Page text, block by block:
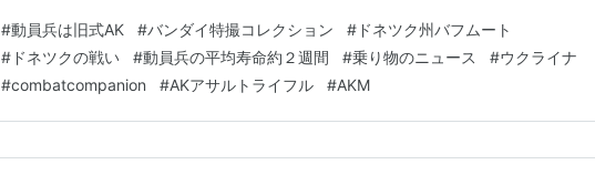
武器を持たずにウクライナに到着していることを懸念しています. 動員された予備役兵
に支給された武器は主に、1959 年に初めて導…
#動員兵は旧式AK #バンダイ特撮コレクション # ドネツク州バフムート
# ドネツクの戦い #動員兵の平均寿命約２週間 #乗り物のニュース #ウクライナ
#combatcompanion #AKアサルトライフル #AKM